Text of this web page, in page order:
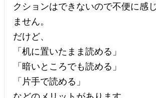
クションはできないので不便に感
ません。
だけど、
「机に置いたまま読める」
「暗いところでも読める」
「片手で読める」